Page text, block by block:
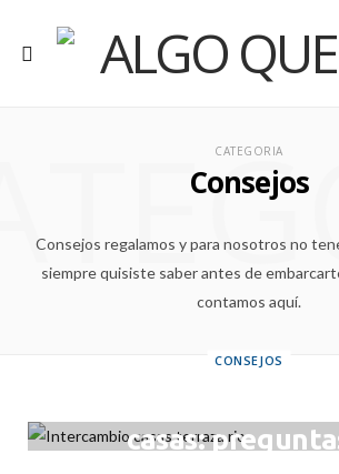
CATEGORIA
Consejos
Consejos regalamos y para nosotros no
siempre quisiste saber antes de
contamos aquí.
CONSEJOS
casas: